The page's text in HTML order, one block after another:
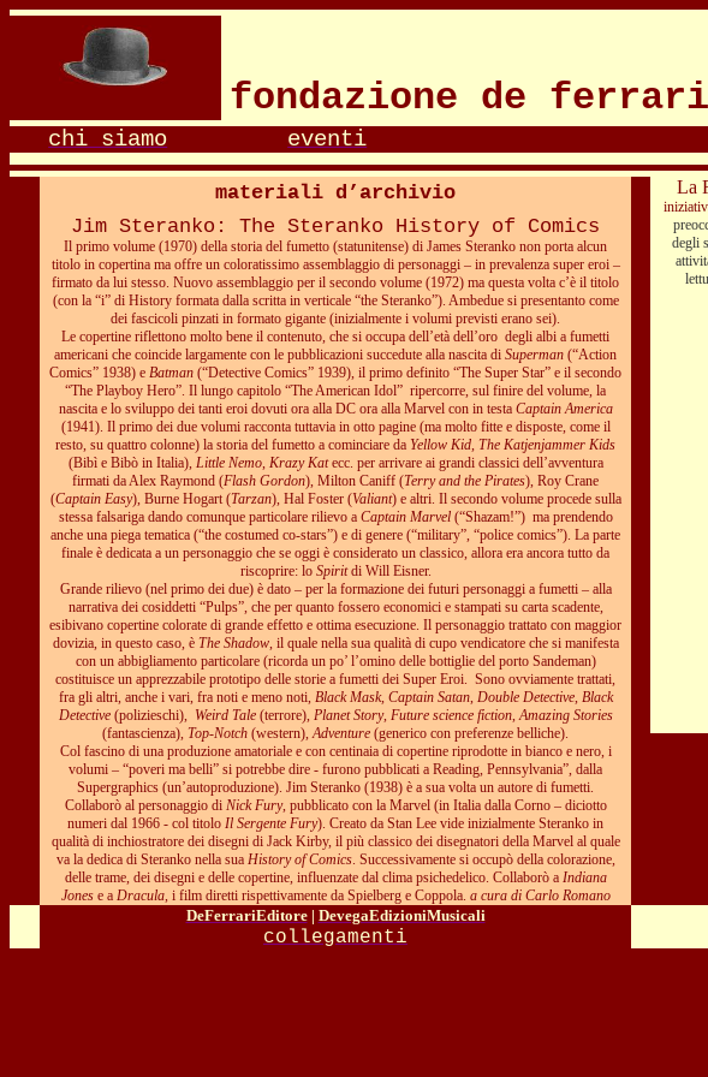
fondazione de ferrari
chi siamo eventi
materiali d’archivio
Jim Steranko: The Steranko History of Comics
Il primo volume (1970) della storia del fumetto (statunitense) di James Steranko non porta alcun
titolo in copertina ma offre un coloratissimo assemblaggio di personaggi – in prevalenza super eroi –
firmato da lui stesso. Nuovo assemblaggio per il secondo volume (1972) ma questa volta c’è il titolo
(con la “i” di History formata dalla scritta in verticale “the Steranko”). Ambedue si presentanto come
dei fascicoli pinzati in formato gigante (inizialmente i volumi previsti erano sei).
Le copertine riflettono molto bene il contenuto, che si occupa dell’età dell’oro degli albi a fumetti
americani che coincide largamente con le pubblicazioni succedute alla nascita di Superman (“Action
Comics” 1938) e Batman (“Detective Comics” 1939), il primo definito “The Super Star” e il secondo
“The Playboy Hero”. Il lungo capitolo “The American Idol” ripercorre, sul finire del volume, la
nascita e lo sviluppo dei tanti eroi dovuti ora alla DC ora alla Marvel con in testa Captain America
(1941). Il primo dei due volumi racconta tuttavia in otto pagine (ma molto fitte e disposte, come il
resto, su quattro colonne) la storia del fumetto a cominciare da Yellow Kid, The Katjenjammer Kids
(Bibì e Bibò in Italia), Little Nemo, Krazy Katecc. per arrivare ai grandi classici dell’avventura
firmati da Alex Raymond (Flash Gordon), Milton Caniff (Terry and the Pirates), Roy Crane
(Captain Easy), Burne Hogart (Tarzan), Hal Foster (Valiant) e altri. Il secondo volume procede sulla
stessa falsariga dando comunque particolare rilievo a Captain Marvel(“Shazam!”) ma prendendo
anche una piega tematica (“the costumed co-stars”) e di genere (“military”, “police comics”). La parte
finale è dedicata a un personaggio che se oggi è considerato un classico, allora era ancora tutto da
riscoprire: lo Spiritdi Will Eisner.
Grande rilievo (nel primo dei due) è dato – per la formazione dei futuri personaggi a fumetti – alla
narrativa dei cosiddetti “Pulps”, che per quanto fossero economici e stampati su carta scadente,
esibivano copertine colorate di grande effetto e ottima esecuzione. Il personaggio trattato con maggior
dovizia, in questo caso, è The Shadow, il quale nella sua qualità di cupo vendicatore che si manifesta
con un abbigliamento particolare (ricorda un po’ l’omino delle bottiglie del porto Sandeman)
costituisce un apprezzabile prototipo delle storie a fumetti dei Super Eroi. Sono ovviamente trattati,
fra gli altri, anche i vari, fra noti e meno noti, Black Mask, Captain Satan, Double Detective, Black
Detective(polizieschi), Weird Tale(terrore), Planet Story, Future science fiction,Amazing Stories
(fantascienza), Top-Notch (western),Adventure (generico con preferenze belliche).
Col fascino di una produzione amatoriale e con centinaia di copertine riprodotte in bianco e nero, i
volumi – “poveri ma belli” si potrebbe dire - furono pubblicati a Reading, Pennsylvania”, dalla
Supergraphics (un’autoproduzione). Jim Steranko (1938) è a sua volta un autore di fumetti.
Collaborò al personaggio di Nick Fury, pubblicato con la Marvel (in Italia dalla Corno – diciotto
numeri dal 1966 - col titolo Il Sergente Fury). Creato da Stan Lee vide inizialmente Steranko in
qualità di inchiostratore dei disegni di Jack Kirby, il più classico dei disegnatori della Marvel al quale
va la dedica di Steranko nella sua History of Comics. Successivamente si occupò della colorazione,
delle trame, dei disegni e delle copertine, influenzate dal clima psichedelico. Collaborò a Indiana
Jonese a Dracula, i film diretti rispettivamente da Spielberg e Coppola. a cura di Carlo Romano
La
degli
DeFerrariEditore| DevegaEdizioniMusicali
collegamenti